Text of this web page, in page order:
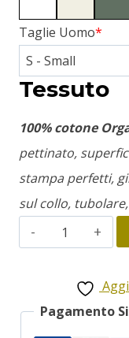
*
Taglie Uomo
Tessuto
100% cotone
pettinato,
stampa perfetti,
sul collo,
Steve
McQueen
quantità
Pagamento